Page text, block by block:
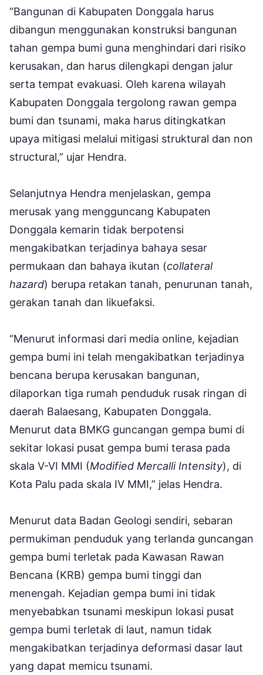
“Bangunan di Kabupaten Donggala harus
dibangun menggunakan konstruksi bangunan
tahan gempa bumi guna menghindari dari risiko
kerusakan, dan harus dilengkapi dengan jalur
serta tempat evakuasi. Oleh karena wilayah
Kabupaten Donggala tergolong rawan gempa
bumi dan tsunami, maka harus ditingkatkan
upaya mitigasi melalui mitigasi struktural dan non
structural,” ujar Hendra.
Selanjutnya Hendra menjelaskan, gempa
merusak yang mengguncang Kabupaten
Donggala kemarin tidak berpotensi
mengakibatkan terjadinya bahaya sesar
permukaan dan bahaya ikutan (collateral
hazard) berupa retakan tanah, penurunan tanah,
gerakan tanah dan likuefaksi.
“Menurut informasi dari media online, kejadian
gempa bumi ini telah mengakibatkan terjadinya
bencana berupa kerusakan bangunan,
dilaporkan tiga rumah penduduk rusak ringan di
daerah Balaesang, Kabupaten Donggala.
Menurut data BMKG guncangan gempa bumi di
sekitar lokasi pusat gempa bumi terasa pada
skala V-VI MMI (Modified Mercalli Intensity), di
Kota Palu pada skala IV MMI,” jelas Hendra.
Menurut data Badan Geologi sendiri, sebaran
permukiman penduduk yang terlanda guncangan
gempa bumi terletak pada Kawasan Rawan
Bencana (KRB) gempa bumi tinggi dan
menengah. Kejadian gempa bumi ini tidak
menyebabkan tsunami meskipun lokasi pusat
gempa bumi terletak di laut, namun tidak
mengakibatkan terjadinya deformasi dasar laut
yang dapat memicu tsunami.